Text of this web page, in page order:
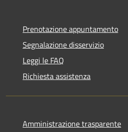
Prenotazione appuntamento
Segnalazione disservizio
Leggi le FAQ
Richiesta assistenza
Amministrazione trasparente